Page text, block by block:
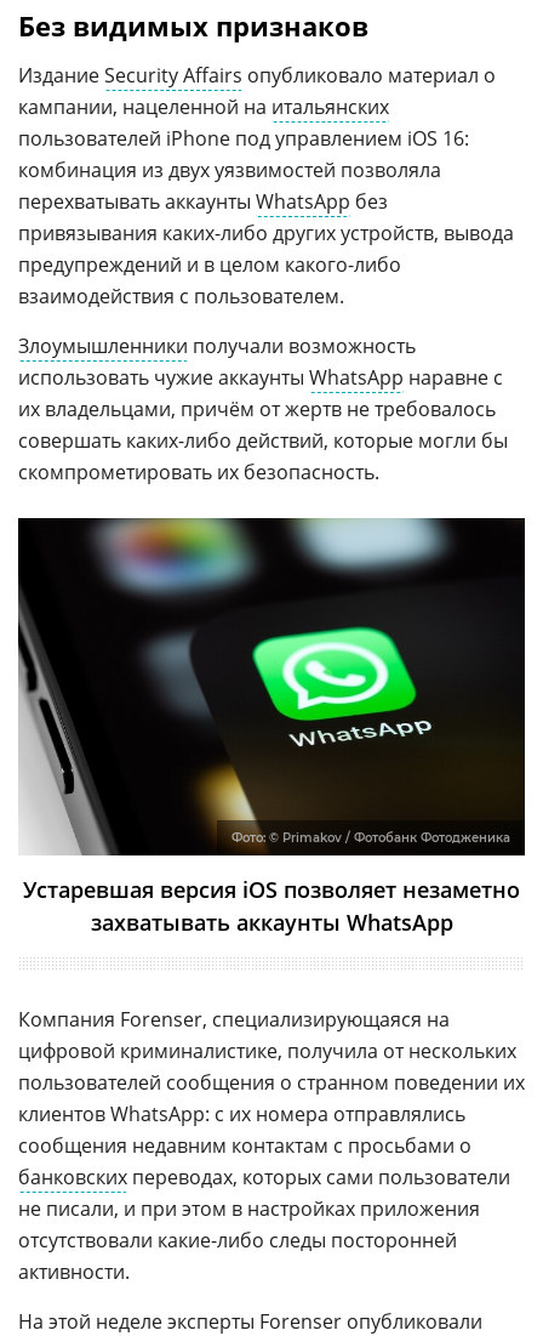
Без видимых признаков
ИзданиеSecurity Affairs опубликовало материал о
кампании, нацеленной на итальянских
пользователей iPhone под управлением iOS 16:
комбинация из двух уязвимостей позволяла
перехватывать аккаунты WhatsApp без
привязывания каких-либо других устройств, вывода
предупреждений и в целом какого-либо
взаимодействия с пользователем.
Злоумышленники получали возможность
использовать чужие аккаунты WhatsApp наравне с
их владельцами, причём от жертв не требовалось
совершать каких-либо действий, которые могли бы
скомпрометировать их безопасность.
Фото: © Primakov / Фотобанк Фотодженика
Устаревшая версия iOS позволяет незаметно
захватывать аккаунты WhatsApp
Компания Forenser, специализирующаяся на
цифровой криминалистике, получила от нескольких
пользователей сообщения о странном поведении их
клиентов WhatsApp: с их номера отправлялись
сообщения недавним контактам с просьбами о
банковских переводах, которых сами пользователи
не писали, и при этом в настройках приложения
отсутствовали какие-либо следы посторонней
активности.
На этой неделе эксперты Forenser опубликовали